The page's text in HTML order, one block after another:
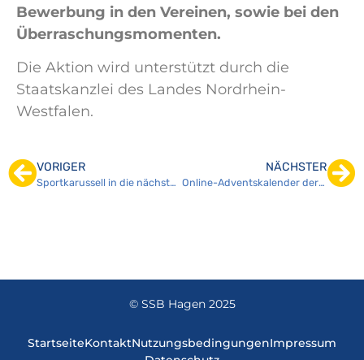
Bewerbung in den Vereinen, sowie bei den
Überraschungsmomenten.
Die Aktion wird unterstützt durch die
Staatskanzlei des Landes Nordrhein-
Westfalen.
VORIGER
Sportkarussell in die nächste Runde gestartet
NÄCHSTER
Online-Adventskalender der Sportjugend NRW startet am 01.Dezember
© SSB Hagen 2025
StartseiteKontaktNutzungsbedingungenImpressum